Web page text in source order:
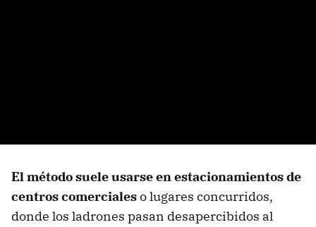
El método suele usarse en estacionamientos de
centros comercialeso lugares concurridos,
donde los ladrones pasan desapercibidos al